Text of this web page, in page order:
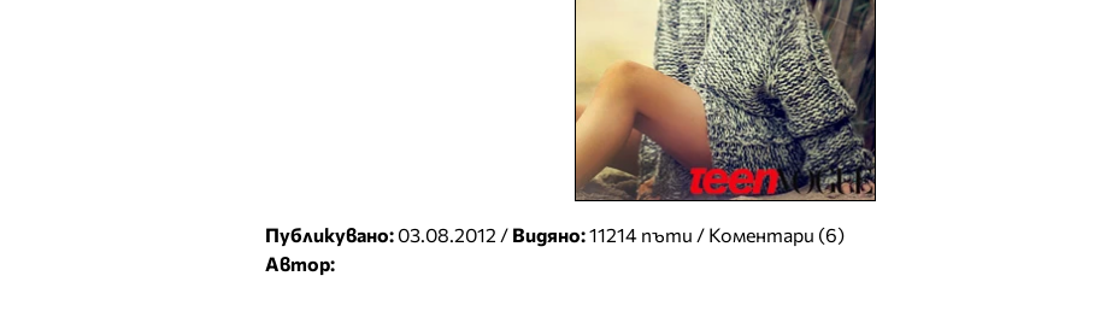
Публикувано: 03.08.2012 / Видяно:11214 пъти / Коментари (6)
Автор: